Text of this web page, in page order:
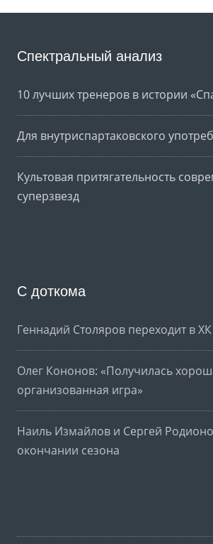
Спектральный анализ
10 лучших тренеров в истории
Для внутриспартаковского
Культовая притягательность
суперзвезд
С доткома
Геннадий Столяров переходит в ХК
Олег Кононов: «Получилась
организованная игра»
Наиль Измайлов и Сергей
окончании сезона